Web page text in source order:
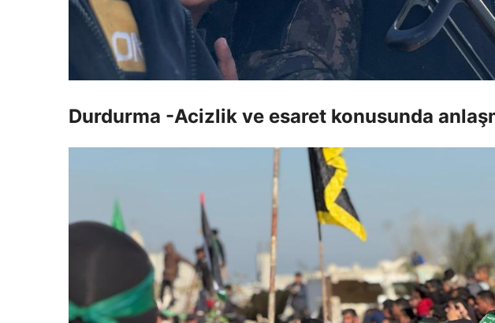
Durdurma -Acizlik ve esaret konusunda